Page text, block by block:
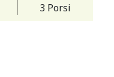
3 Porsi